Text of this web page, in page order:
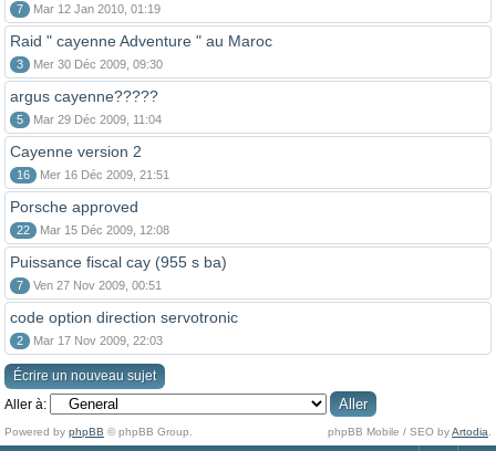
7 Mar 12 Jan 2010, 01:19
Raid " cayenne Adventure " au Maroc
3 Mer 30 Déc 2009, 09:30
argus cayenne?????
5 Mar 29 Déc 2009, 11:04
Cayenne version 2
16 Mer 16 Déc 2009, 21:51
Porsche approved
22 Mar 15 Déc 2009, 12:08
Puissance fiscal cay (955 s ba)
7 Ven 27 Nov 2009, 00:51
code option direction servotronic
2 Mar 17 Nov 2009, 22:03
Écrire un nouveau sujet
Aller à:
Powered by phpBB © phpBB Group. phpBB Mobile / SEO byArtodia